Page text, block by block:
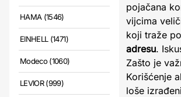
HAMA (1546)
EINHELL (1471)
Modeco (1060)
LEVIOR (999)
pojačana
vijcima
koji traže
adresu.
Zašto je
Korišćenje
loše